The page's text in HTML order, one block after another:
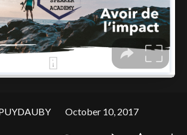
October 10, 2017